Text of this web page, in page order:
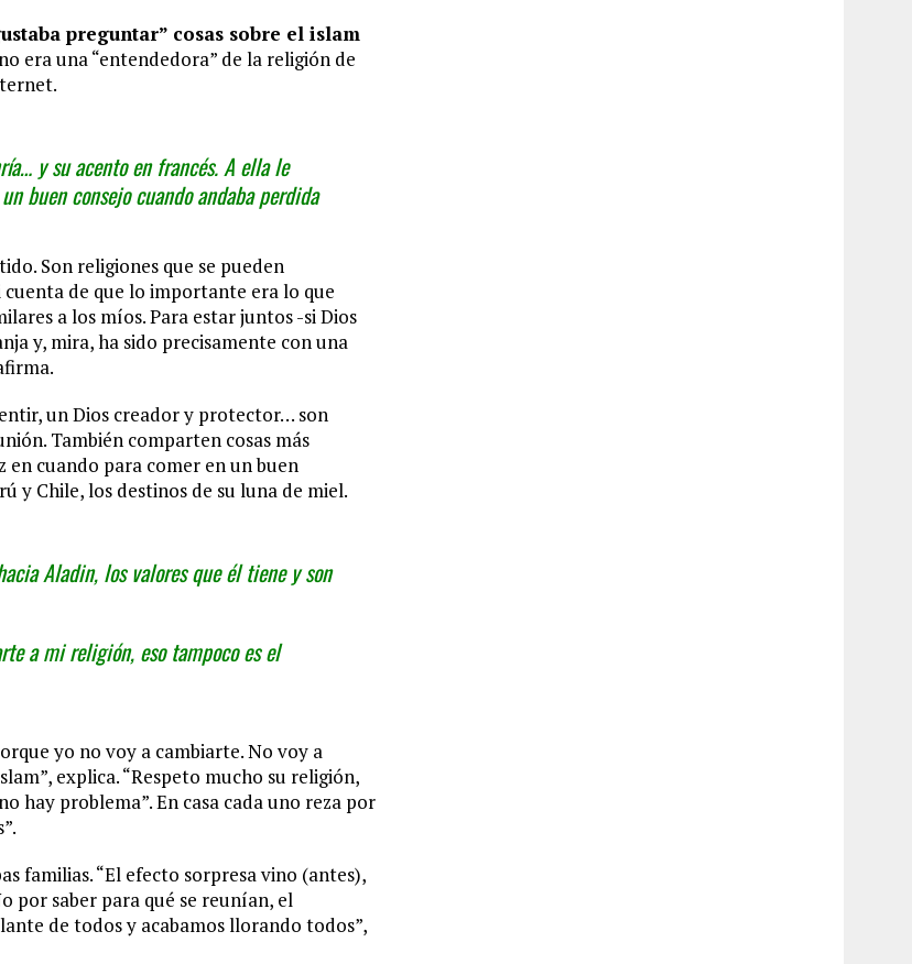
preguntar” cosas sobre el islam
era una “entendedora” de la religión de
y su acento en francés. A ella le
buen consejo cuando andaba perdida
Son religiones que se pueden
de que lo importante era lo que
a los míos. Para estar juntos -si Dios
y, mira, ha sido precisamente con una
un Dios creador y protector… son
También comparten cosas más
en cuando para comer en un buen
y Chile, los destinos de su luna de miel.
Aladin, los valores que él tiene y son
a mi religión, eso tampoco es el
yo no voy a cambiarte. No voy a
explica. “Respeto mucho su religión,
hay problema”. En casa cada uno reza por
familias. “El efecto sorpresa vino (antes),
por saber para qué se reunían, el
de todos y acabamos llorando todos”,